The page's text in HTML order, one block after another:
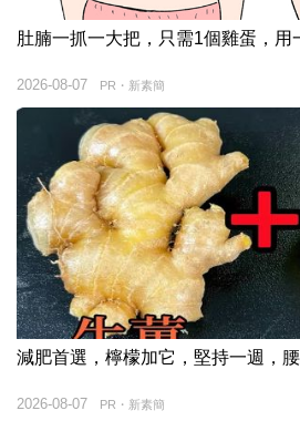
肚腩一抓一大把，只需1個雞蛋，用
PR・新素簡
2026-08-07
減肥首選，檸檬加它，堅持一週，
PR・新素簡
2026-08-07